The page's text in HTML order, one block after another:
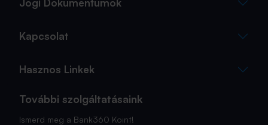
Jogi Dokumentumok
Kapcsolat
Hasznos Linkek
További szolgáltatásaink
Ismerd meg a Bank360 Koint!